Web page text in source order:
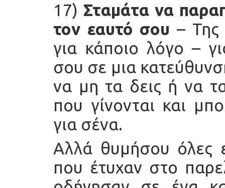
17) Σταμάτα να
τον εαυτό σου – Της
για κάποιο λόγο –
σου σε μια
να μη τα δεις ή να
που γίνονται και
για σένα.
Αλλά θυμήσου όλες
που έτυχαν στο